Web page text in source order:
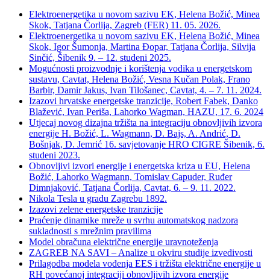
Elektroenergetika u novom sazivu EK, Helena Božić, Minea
Skok, Tatjana Čorlija, Zagreb (FER) 11. 05. 2026.
Elektroenergetika u novom sazivu EK, Helena Božić, Minea
Skok, Igor Šumonja, Martina Đopar, Tatjana Čorlija, Silvija
Sinčić, Šibenik 9. – 12. studeni 2025.
Mogućnosti proizvodnje i korištenja vodika u energetskom
sustavu, Cavtat, Helena Božić, Vesna Kučan Polak, Frano
Barbir, Damir Jakus, Ivan Tilošanec, Cavtat, 4. – 7. 11. 2024.
Izazovi hrvatske energetske tranzicije, Robert Fabek, Danko
Blažević, Ivan Periša, Lahorko Wagman, HAZU, 17. 6. 2024
Utjecaj novog dizajna tržišta na integraciju obnovljivih izvora
energije H. Božić, L. Wagmann, D. Bajs, A. Andrić, D.
Bošnjak, D. Jemrić 16. savjetovanje HRO CIGRE Šibenik, 6.
studeni 2023.
Obnovljivi izvori energije i energetska kriza u EU, Helena
Božić, Lahorko Wagmann, Tomislav Capuder, Ruđer
Dimnjaković, Tatjana Čorlija, Cavtat, 6. – 9. 11. 2022.
Nikola Tesla u gradu Zagrebu 1892.
Izazovi zelene energetske tranzicije
Praćenje dinamike mreže u svrhu automatskog nadzora
sukladnosti s mrežnim pravilima
Model obračuna električne energije uravnoteženja
ZAGREB NA SAVI – Analize u okviru studije izvedivosti
Prilagodba modela vođenja EES i tržišta električne energije u
RH povećanoj integraciji obnovljivih izvora energije